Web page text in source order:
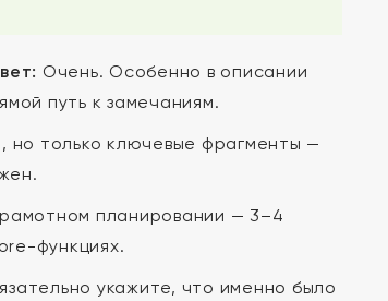
Очень. Особенно в описании
путь к замечаниям.
но только ключевые фрагменты —
планировании — 3–4
функциях.
укажите, что именно было